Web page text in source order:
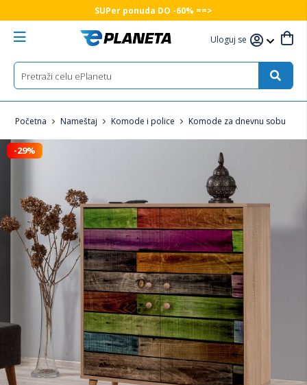
SUPer ponuda DO -60% ==>
Uloguj se
Početna Nameštaj Komode i police Komode za dnevnu sobu
-29%